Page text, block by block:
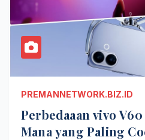
PREMANNETWORK.BIZ.ID
Perbedaaan vivo
Mana yang Paling